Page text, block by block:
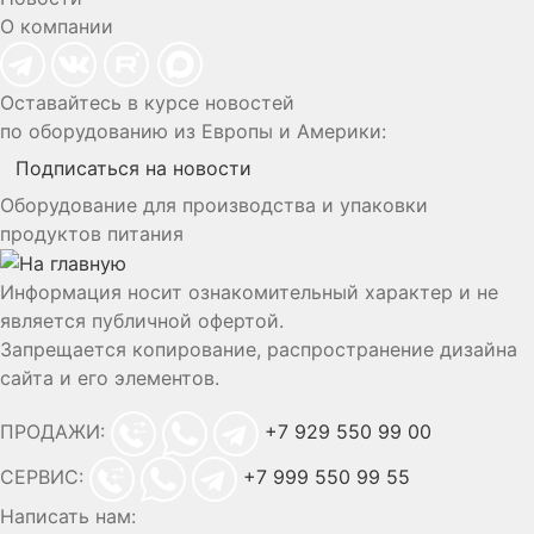
О компании
Оставайтесь в курсе новостей
по оборудованию из Европы и Америки:
Подписаться на новости
Оборудование для производства и упаковки
продуктов питания
Информация носит ознакомительный характер и не
является публичной офертой.
Запрещается копирование, распространение дизайна
сайта и его элементов.
ПРОДАЖИ:
+7 929 550 99 00
СЕРВИС:
+7 999 550 99 55
Написать нам: